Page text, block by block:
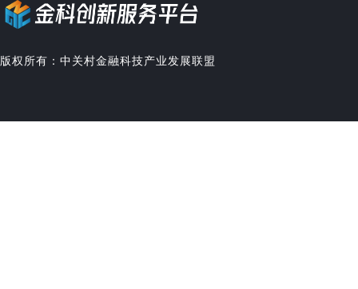
版权所有：中关村金融科技产业发展联盟